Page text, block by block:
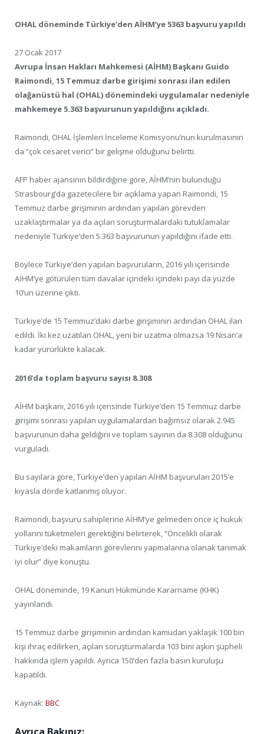
OHAL döneminde Türkiye’den AİHM’ye 5363 başvuru yapıldı
27 Ocak 2017
Avrupa İnsan Hakları Mahkemesi (AİHM) Başkanı Guido
Raimondi, 15 Temmuz darbe girişimi sonrası ilan edilen
olağanüstü hal (OHAL) dönemindeki uygulamalar nedeniyle
mahkemeye 5.363 başvurunun yapıldığını açıkladı.
Raimondi, OHAL İşlemleri İnceleme Komisyonu’nun kurulmasının
da “çok cesaret verici” bir gelişme olduğunu belirtti.
AFP haber ajansının bildirdiğine göre, AİHM’nin bulunduğu
Strasbourg’da gazetecilere bir açıklama yapan Raimondi, 15
Temmuz darbe girişiminin ardından yapılan görevden
uzaklaştırmalar ya da açılan soruşturmalardaki tutuklamalar
nedeniyle Türkiye’den 5.363 başvurunun yapıldığını ifade etti.
Böylece Türkiye’den yapılan başvuruların, 2016 yılı içerisinde
AİHM’ye götürülen tüm davalar içindeki içindeki payı da yüzde
10’un üzerine çıktı.
Türkiye’de 15 Temmuz’daki darbe girişiminin ardından OHAL ilan
edildi. İki kez uzatılan OHAL, yeni bir uzatma olmazsa 19 Nisan’a
kadar yürürlükte kalacak.
2016’da toplam başvuru sayısı 8.308
AİHM başkanı, 2016 yılı içerisinde Türkiye’den 15 Temmuz darbe
girişimi sonrası yapılan uygulamalardan bağımsız olarak 2.945
başvurunun daha geldiğini ve toplam sayının da 8.308 olduğunu
vurguladı.
Bu sayılara göre, Türkiye’den yapılan AİHM başvuruları 2015’e
kıyasla dörde katlanmış oluyor.
Raimondi, başvuru sahiplerine AİHM’ye gelmeden önce iç hukuk
yollarını tüketmeleri gerektiğini belirterek, “Öncelikli olarak
Türkiye’deki makamların görevlerini yapmalarına olanak tanımak
iyi olur” diye konuştu.
OHAL döneminde, 19 Kanun Hükmünde Kararname (KHK)
yayınlandı.
15 Temmuz darbe girişiminin ardından kamudan yaklaşık 100 bin
kişi ihraç edilirken, açılan soruşturmalarda 103 bini aşkın şüpheli
hakkında işlem yapıldı. Ayrıca 150’den fazla basın kuruluşu
kapatıldı.
Kaynak: BBC
Ayrıca Bakınız: